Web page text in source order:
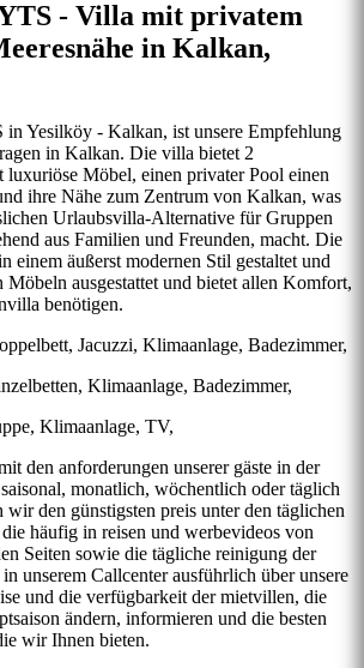
- Villa mit privatem
in Kalkan,
Yesilköy - Kalkan, ist unsere Empfehlung
in Kalkan. Die villa bietet 2
luxuriöse Möbel, einen privater Pool einen
ihre Nähe zum Zentrum von Kalkan, was
Urlaubsvilla-Alternative für Gruppen
aus Familien und Freunden, macht. Die
einem äußerst modernen Stil gestaltet und
Möbeln ausgestattet und bietet allen Komfort,
benötigen.
Jacuzzi, Klimaanlage, Badezimmer,
Klimaanlage, Badezimmer,
Klimaanlage, TV,
den anforderungen unserer gäste in der
monatlich, wöchentlich oder täglich
wir den günstigsten preis unter den täglichen
häufig in reisen und werbevideos von
Seiten sowie die tägliche reinigung der
unserem Callcenter ausführlich über unsere
und die verfügbarkeit der mietvillen, die
ändern, informieren und die besten
wir Ihnen bieten.